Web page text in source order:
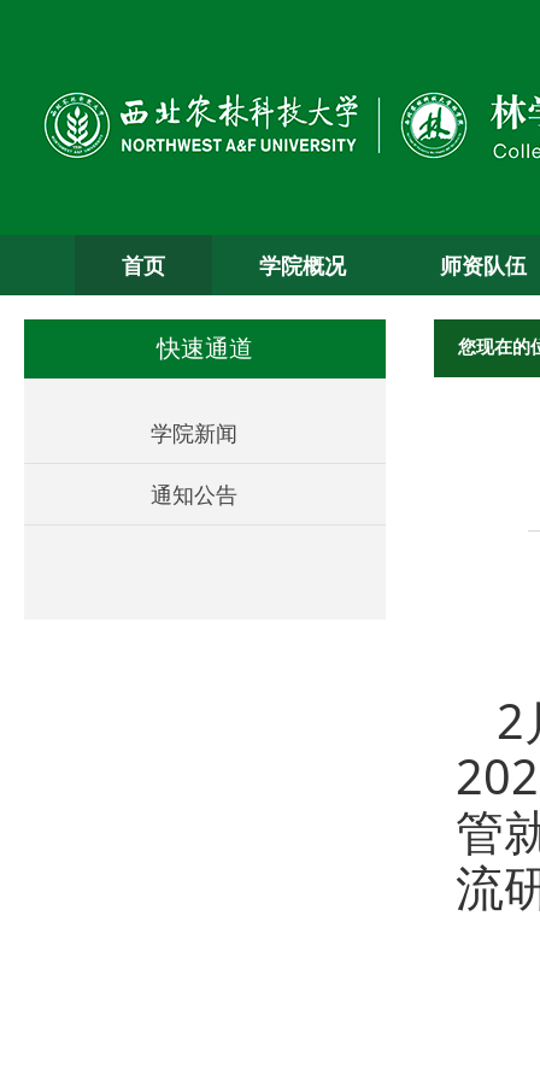
首页 学院概况 师资队伍
快速通道
学院新闻
通知公告
您现在的
2
管
流